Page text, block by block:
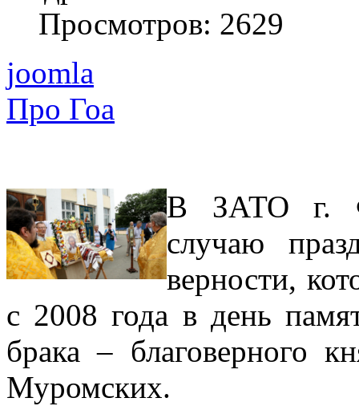
Просмотров: 2629
joomla
Про Гоа
В ЗАТО г.
случаю
верности,
с 2008 года в день
брака – благоверного
Муромских.